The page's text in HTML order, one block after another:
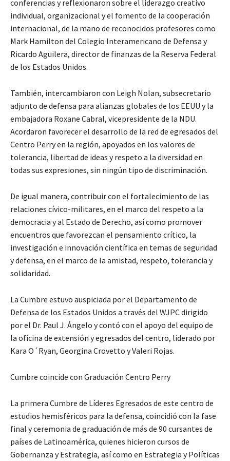
conferencias y reflexionaron sobre el liderazgo creativo
individual, organizacional y el fomento de la cooperación
internacional, de la mano de reconocidos profesores como
Mark Hamilton del Colegio Interamericano de Defensa y
Ricardo Aguilera, director de finanzas de la Reserva Federal
de los Estados Unidos.
También, intercambiaron con Leigh Nolan, subsecretario
adjunto de defensa para alianzas globales de los EEUU y la
embajadora Roxane Cabral, vicepresidente de la NDU.
Acordaron favorecer el desarrollo de la red de egresados del
Centro Perry en la región, apoyados en los valores de
tolerancia, libertad de ideas y respeto a la diversidad en
todas sus expresiones, sin ningún tipo de discriminación.
De igual manera, contribuir con el fortalecimiento de las
relaciones cívico-militares, en el marco del respeto a la
democracia y al Estado de Derecho, así como promover
encuentros que favorezcan el pensamiento crítico, la
investigación e innovación científica en temas de seguridad
y defensa, en el marco de la amistad, respeto, tolerancia y
solidaridad.
La Cumbre estuvo auspiciada por el Departamento de
Defensa de los Estados Unidos a través del WJPC dirigido
por el Dr. Paul J. Ángelo y contó con el apoyo del equipo de
la oficina de extensión y egresados del centro, liderado por
Kara O´Ryan, Georgina Crovetto y Valeri Rojas.
Cumbre coincide con Graduación Centro Perry
La primera Cumbre de Líderes Egresados de este centro de
estudios hemisféricos para la defensa, coincidió con la fase
final y ceremonia de graduación de más de 90 cursantes de
países de Latinoamérica, quienes hicieron cursos de
Gobernanza y Estrategia, así como en Estrategia y Políticas